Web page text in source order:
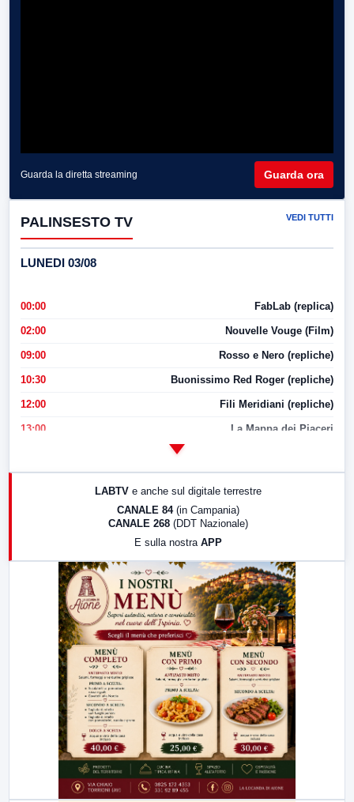
Guarda la diretta streaming Guarda ora
PALINSESTO TV VEDI TUTTI
LUNEDI 03/08
00:00 FabLab (replica)
02:00 Nouvelle Vouge (Film)
09:00 Rosso e Nero (repliche)
10:30 Buonissimo Red Roger (repliche)
12:00 Fili Meridiani (repliche)
13:00 La Mappa dei Piaceri
LabNews (replica)
LABTV e anche sul digitale terrestre
CANALE 84 (in Campania)
CANALE 268 (DDT Nazionale)
E sulla nostra APP